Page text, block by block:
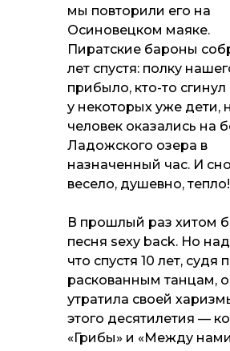
мы повторили его на
Осиновецком маяке.
Пиратские бароны
лет спустя: полку
прибыло, кто-то сгинул
у некоторых уже дети,
человек оказались на
Ладожского озера в
назначенный час. И
весело, душевно, тепло!
В прошлый раз хитом
песня sexy back. Но
что спустя 10 лет, судя
раскованным танцам,
утратила своей
этого десятилетия —
«Грибы» и «Между